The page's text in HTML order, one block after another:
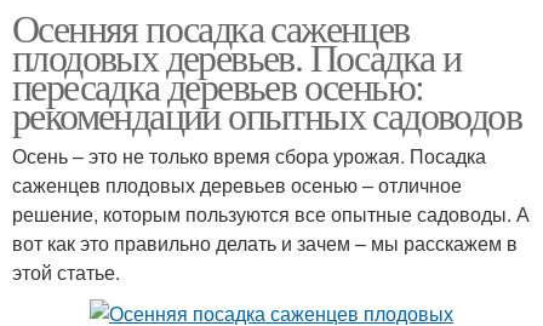
Осенняя посадка саженцев
плодовых деревьев. Посадка и
пересадка деревьев осенью:
рекомендации опытных садоводов
Осень – это не только время сбора урожая. Посадка
саженцев плодовых деревьев осенью – отличное
решение, которым пользуются все опытные садоводы. А
вот как это правильно делать и зачем – мы расскажем в
этой статье.